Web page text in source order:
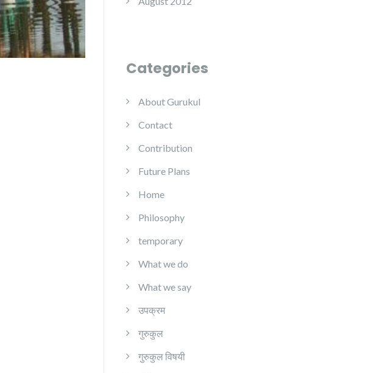
Categories
About Gurukul
Contact
Contribution
Future Plans
Home
Philosophy
temporary
What we do
What we say
उपक्रम
गुरुकुल
गुरुकुल विषयी